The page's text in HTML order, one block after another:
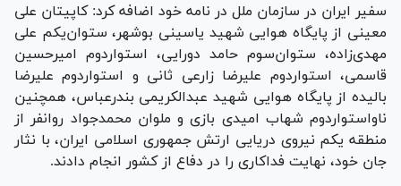
سفیر ایران در سازمان ملل در نامه خود اضافه کرد: کاپیتان علی
معینی از پایگاه هوایی شهید یاسینی بوشهر، ستوان‌یکم علی
مهدی‌زاده، ستوان‌سوم حامد دورایی، استواردوم امیرحسین
قاسمی، استواردوم علیرضا زارعی ثانی و استواردوم علیرضا
بالیده از پایگاه هوایی شهید عبدالکریمی بندرعباس، همچنین
ناواستواردوم شهاب امیدی بازی و ملوان محمدجواد روانفر از
منطقه یکم نیروی دریایی ارتش جمهوری اسلامی ایران، با نثار
جان خود، نهایت فداکاری را در دفاع از کشور انجام دادند.